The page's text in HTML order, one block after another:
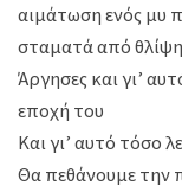
αιμάτωση ενός μυ
σταματά από θλίψη
Άργησες και γι’
εποχή του
Και γι’ αυτό τόσο
Θα πεθάνουμε την